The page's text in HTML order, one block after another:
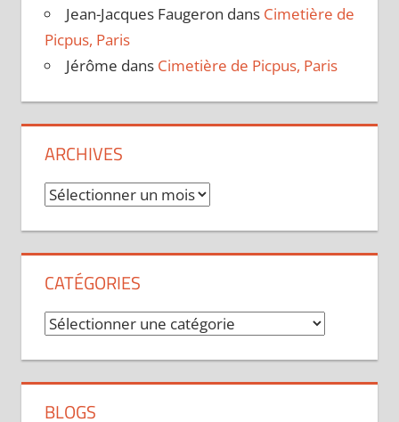
Jean-Jacques Faugeron dans Cimetière de
Picpus, Paris
Jérôme dans Cimetière de Picpus, Paris
ARCHIVES
Archives
CATÉGORIES
Catégories
BLOGS